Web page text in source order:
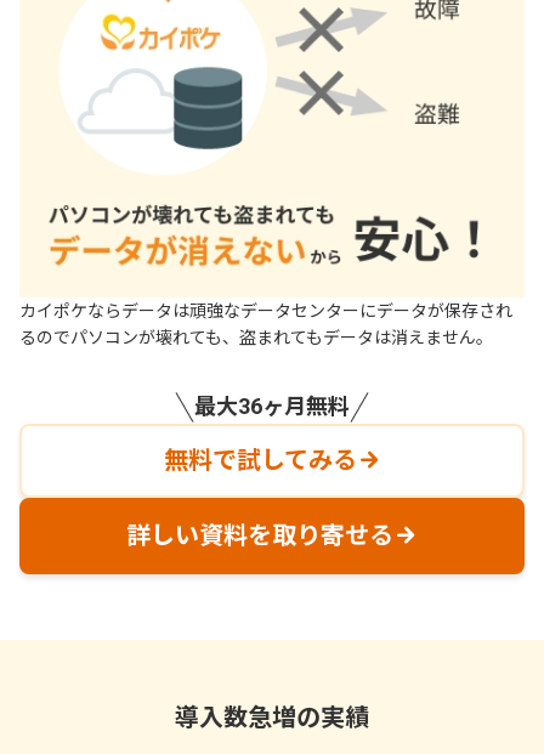
カイポケならデータは頑強なデータセンターにデータが保存され
るのでパソコンが壊れても、盗まれてもデータは消えません。
最大36ヶ月無料
無料で試してみる
詳しい資料を取り寄せる
導入数急増の実績